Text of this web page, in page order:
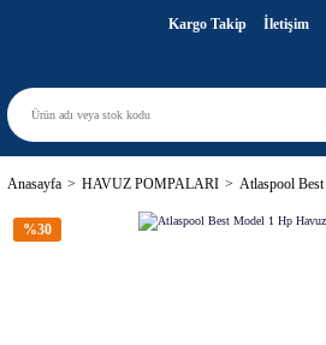
Kargo Takip İletişim
Anasayfa HAVUZ POMPALARI Atlaspool
%30